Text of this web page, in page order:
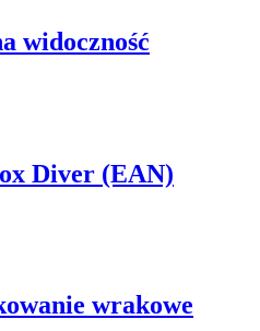
widoczność
Diver (EAN)
wrakowe